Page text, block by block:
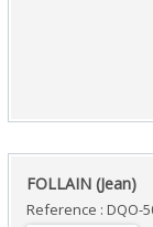
‎FOLLAIN (Jean)‎
Reference : DQO-